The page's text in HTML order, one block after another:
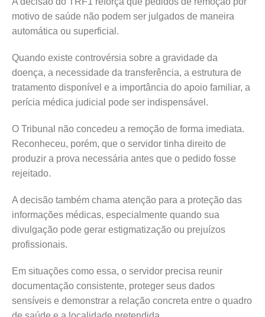
motivo de saúde não podem ser julgados de maneira
automática ou superficial.
Quando existe controvérsia sobre a gravidade da
doença, a necessidade da transferência, a estrutura de
tratamento disponível e a importância do apoio familiar, a
perícia médica judicial pode ser indispensável.
O Tribunal não concedeu a remoção de forma imediata.
Reconheceu, porém, que o servidor tinha direito de
produzir a prova necessária antes que o pedido fosse
rejeitado.
A decisão também chama atenção para a proteção das
informações médicas, especialmente quando sua
divulgação pode gerar estigmatização ou prejuízos
profissionais.
Em situações como essa, o servidor precisa reunir
documentação consistente, proteger seus dados
sensíveis e demonstrar a relação concreta entre o quadro